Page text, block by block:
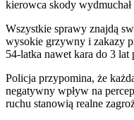
kierowca skody
Wszystkie sprawy znajdą
wysokie grzywny i zakazy
54-latka nawet kara do 3
Policja przypomina, że
negatywny wpływ na
ruchu stanowią realne